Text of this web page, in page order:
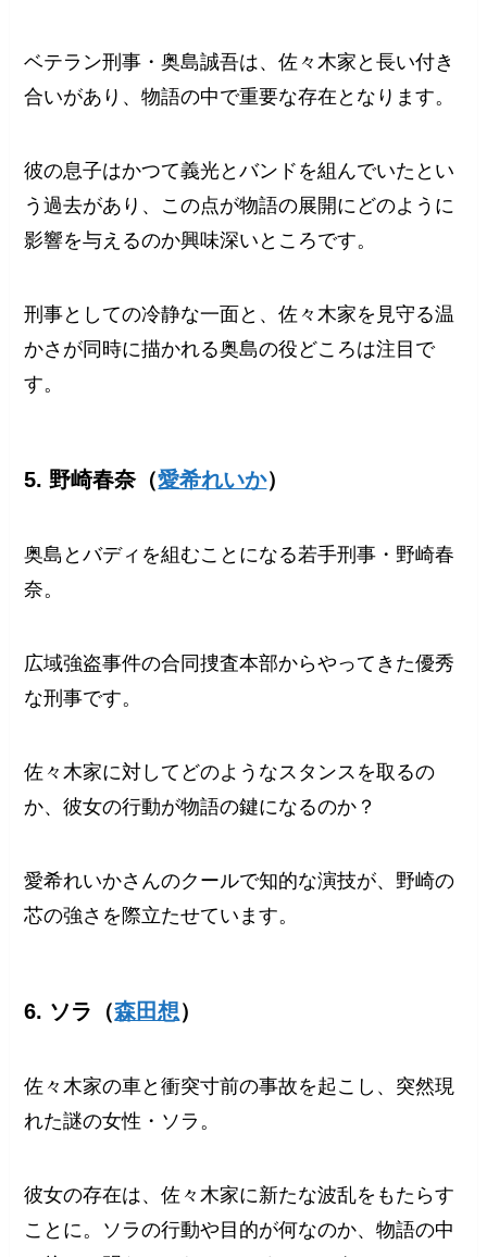
ベテラン刑事・奥島誠吾は、佐々木家と長い付き
合いがあり、物語の中で重要な存在となります。
彼の息子はかつて義光とバンドを組んでいたとい
う過去があり、この点が物語の展開にどのように
影響を与えるのか興味深いところです。
刑事としての冷静な一面と、佐々木家を見守る温
かさが同時に描かれる奥島の役どころは注目で
す。
5. 野崎春奈（愛希れいか）
奥島とバディを組むことになる若手刑事・野崎春
奈。
広域強盗事件の合同捜査本部からやってきた優秀
な刑事です。
佐々木家に対してどのようなスタンスを取るの
か、彼女の行動が物語の鍵になるのか？
愛希れいかさんのクールで知的な演技が、野崎の
芯の強さを際立たせています。
6. ソラ（森田想）
佐々木家の車と衝突寸前の事故を起こし、突然現
れた謎の女性・ソラ。
彼女の存在は、佐々木家に新たな波乱をもたらす
ことに。ソラの行動や目的が何なのか、物語の中